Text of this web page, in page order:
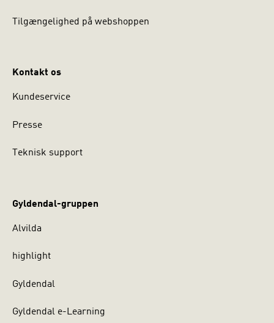
Tilgængelighed på webshoppen
Kontakt os
Kundeservice
Presse
Teknisk support
Gyldendal-gruppen
Alvilda
highlight
Gyldendal
Gyldendal e-Learning